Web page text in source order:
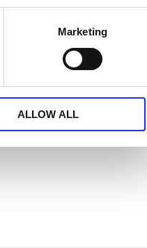
Marketing
ALLOW ALL
KÖP